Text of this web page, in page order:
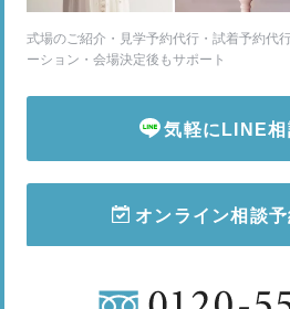
式場のご紹介・見学予約代行・試着予約代
ーション・会場決定後もサポート
気軽にLINE相
オンライン相談予